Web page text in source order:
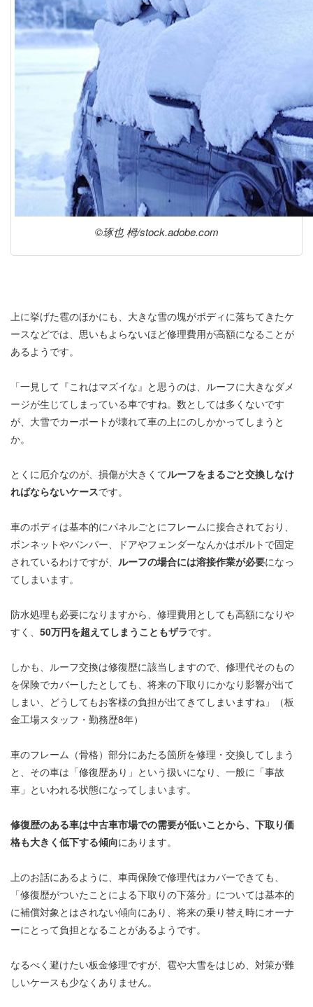
©︎琢也 栂/stock.adobe.com
上に挙げた雹のほかにも、大きな雪の塊がボディに落ちてきたケ
ースなどでは、思いもよらないほど修理費用が高額になることが
あるようです。
「一見して『これはマズイな』と思うのは、ルーフに大きなダメ
ージが生じてしまっている車ですね。数としては多くないです
が、大雪でカーポートが壊れて車の上にのしかかってしまうと
か。
とくに厄介なのが、損傷が大きくてルーフをまるごと交換しなけ
ればならないケースです。
車のボディは基本的にパネルごとにフレームに接合されており、
ボンネットやバンパー、ドアやフェンダーなんかはボルトで固定
されているわけですが、 ルーフの場合には溶接作業が必要になっ
てしまいます。
防水処理も必要になりますから、修理費用としても高額になりや
すく、 50万円を超えてしまうこともザラです。
しかも、ルーフ交換は修復歴に該当しますので、修理代そのもの
を保険でカバーしたとしても、将来の下取りにかなり影響が出て
しまい、どうしてもお客様の負担が出てきてしまいますね」（板
金工場スタッフ・勤務歴8年）
車のフレーム（骨格）部分にあたる箇所を修理・交換してしまう
と、その車は「修復歴あり」という扱いになり、一般に「事故
車」といわれる状態になってしまいます。
修復歴のある車は中古車市場での需要が低いことから、下取り価
格も大きく低下する傾向にあります。
上のお話にあるように、車両保険で修理代はカバーできても、
「修復歴がついたことによる下取りの下落分」については基本的
に補償対象とはされない傾向にあり、将来の乗り替え時にオーナ
ーにとって負担となることがあるようです。
なるべく避けたい板金修理ですが、雹や大雪をはじめ、対策が難
しいケースも少なくありません。